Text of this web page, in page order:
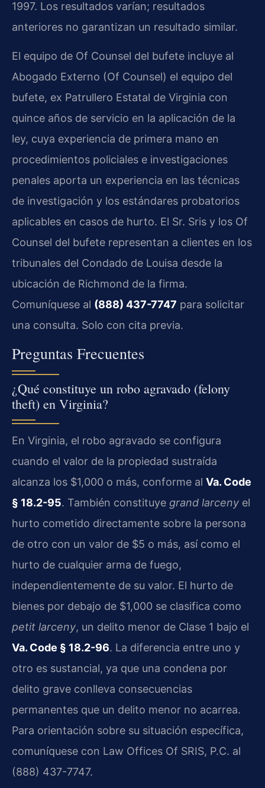
1997. Los resultados varían; resultados
anteriores no garantizan un resultado similar.
El equipo de Of Counsel del bufete incluye al
Abogado Externo (Of Counsel) el equipo del
bufete, ex Patrullero Estatal de Virginia con
quince años de servicio en la aplicación de la
ley, cuya experiencia de primera mano en
procedimientos policiales e investigaciones
penales aporta un experiencia en las técnicas
de investigación y los estándares probatorios
aplicables en casos de hurto. El Sr. Sris y los Of
Counsel del bufete representan a clientes en los
tribunales del Condado de Louisa desde la
ubicación de Richmond de la firma.
Comuníquese al (888) 437-7747 para solicitar
una consulta. Solo con cita previa.
Preguntas Frecuentes
¿Qué constituye un robo agravado (felony
theft) en Virginia?
En Virginia, el robo agravado se configura
cuando el valor de la propiedad sustraída
alcanza los $1,000 o más, conforme al Va. Code
§ 18.2-95. También constituye grand larceny el
hurto cometido directamente sobre la persona
de otro con un valor de $5 o más, así como el
hurto de cualquier arma de fuego,
independientemente de su valor. El hurto de
bienes por debajo de $1,000 se clasifica como
petit larceny, un delito menor de Clase 1 bajo el
Va. Code § 18.2-96. La diferencia entre uno y
otro es sustancial, ya que una condena por
delito grave conlleva consecuencias
permanentes que un delito menor no acarrea.
Para orientación sobre su situación específica,
comuníquese con Law Offices Of SRIS, P.C. al
(888) 437-7747.